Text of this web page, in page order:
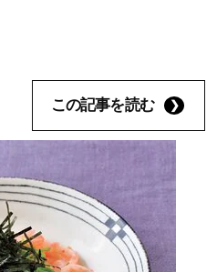
この記事を読む